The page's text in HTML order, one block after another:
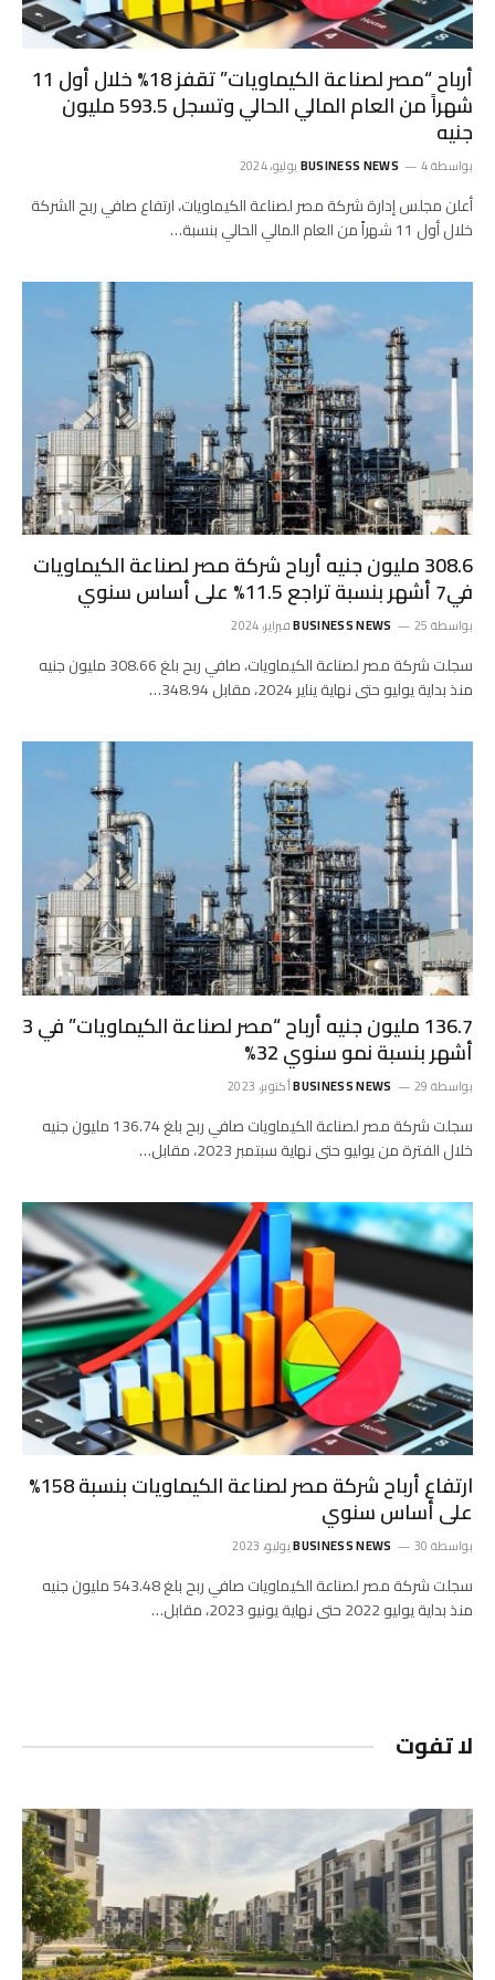
أرباح “مصر لصناعة الكيماويات” تقفز 18% خلال أول 11
شهراً من العام المالي الحالي وتسجل 593.5 مليون
جنيه
بواسطة BUSINESS NEWS 4 يوليو، 2024
أعلن مجلس إدارة شركة مصر لصناعة الكيماويات، ارتفاع صافي ربح الشركة
خلال أول 11 شهراً من العام المالي الحالي بنسبة…
308.6 مليون جنيه أرباح شركة مصر لصناعة الكيماويات
في7 أشهر بنسبة تراجع 11.5% على أساس سنوي
بواسطة BUSINESS NEWS 25 فبراير، 2024
سجلت شركة مصر لصناعة الكيماويات، صافي ربح بلغ 308.66 مليون جنيه
منذ بداية يوليو حتى نهاية يناير 2024، مقابل 348.94…
136.7 مليون جنيه أرباح “مصر لصناعة الكيماويات” في 3
أشهر بنسبة نمو سنوي 32%
بواسطة BUSINESS NEWS 29 أكتوبر، 2023
سجلت شركة مصر لصناعة الكيماويات صافي ربح بلغ 136.74 مليون جنيه
خلال الفترة من يوليو حتى نهاية سبتمبر 2023، مقابل…
ارتفاع أرباح شركة مصر لصناعة الكيماويات بنسبة 158%
على أساس سنوي
بواسطة BUSINESS NEWS 30 يوليو، 2023
سجلت شركة مصر لصناعة الكيماويات صافي ربح بلغ 543.48 مليون جنيه
منذ بداية يوليو 2022 حتى نهاية يونيو 2023، مقابل…
لا تفوت